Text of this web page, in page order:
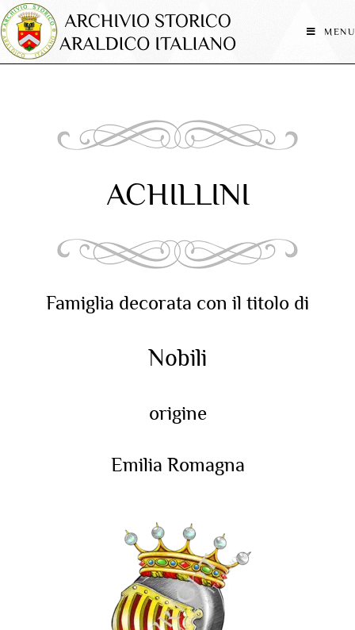
MENU
ACHILLINI
Famiglia decorata con il titolo di
Nobili
origine
Emilia Romagna